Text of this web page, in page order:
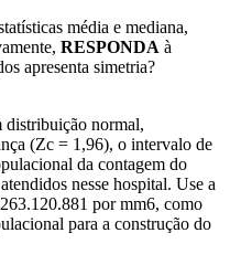
média e mediana,
RESPONDA à
apresenta simetria?
distribuição normal,
(Zc = 1,96), o intervalo de
da contagem do
nesse hospital. Use a
por mm6, como
para a construção do